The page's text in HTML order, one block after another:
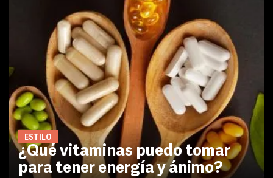
ESTILO
¿Qué vitaminas puedo tomar
para tener energía y ánimo?